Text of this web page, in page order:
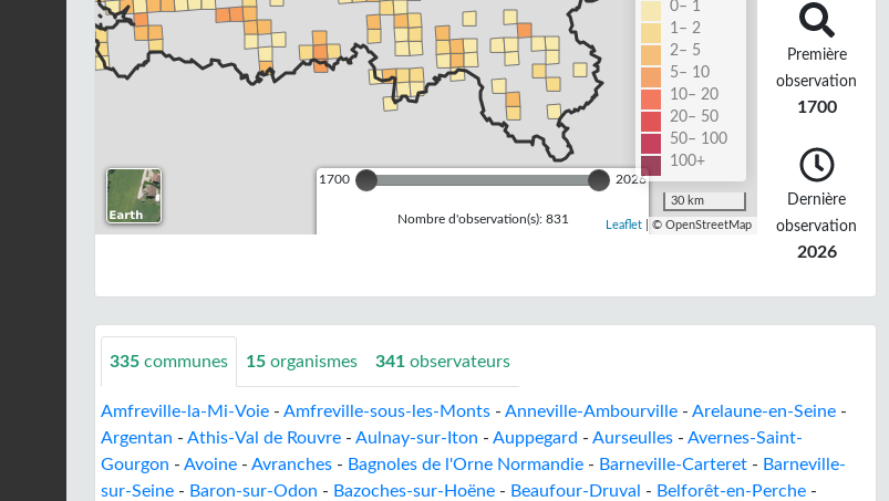
1700 2026
Nombre d'observation(s): 831
0– 1
1– 2
2– 5
5– 10
10– 20
20– 50
50– 100
100+
30 km
Leaflet| © OpenStreetMap
Première
observation
1700
Dernière
observation
2026
335 communes 15 organismes 341 observateurs
Amfreville-la-Mi-Voie - Amfreville-sous-les-Monts - Anneville-Ambourville - Arelaune-en-Seine -
Argentan - Athis-Val de Rouvre - Aulnay-sur-Iton - Auppegard - Aurseulles - Avernes-Saint-
Gourgon - Avoine - Avranches - Bagnoles de l'Orne Normandie - Barneville-Carteret - Barneville-
sur-Seine - Baron-sur-Odon - Bazoches-sur-Hoëne - Beaufour-Druval - Belforêt-en-Perche -